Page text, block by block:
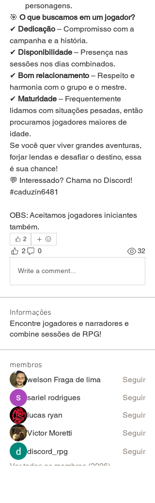
personagens.
🎯 O que buscamos em um jogador?
✔ Dedicação – Compromisso com a
campanha e a história.
✔ Disponibilidade – Presença nas
sessões nos dias combinados.
✔ Bom relacionamento – Respeito e
harmonia com o grupo e o mestre.
✔ Maturidade – Frequentemente
lidamos com situações pesadas, então
procuramos jogadores maiores de
idade.
Se você quer viver grandes aventuras,
forjar lendas e desafiar o destino, essa
é sua chance!
💬 Interessado? Chama no Discord!
#caduzin6481
OBS: Aceitamos jogadores iniciantes
também.
2
2 0 32
Write a comment...
Informações
Encontre jogadores e narradores e
combine sessões de RPG!
membros
welson Fraga de lima
Seguir
sariel rodrigues
Seguir
lucas ryan
Seguir
Victor Moretti
Seguir
discord_rpg
Seguir
Ver todos os membros (2096)